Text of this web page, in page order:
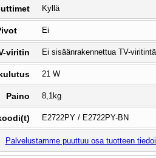
Kyllä
Ei
viritin Ei sisäänrakennettua TV-viritintä
21 W
Paino 8,1kg
E2722PY / E2722PY-BN
Palvelustamme puuttuu osa tuotteen